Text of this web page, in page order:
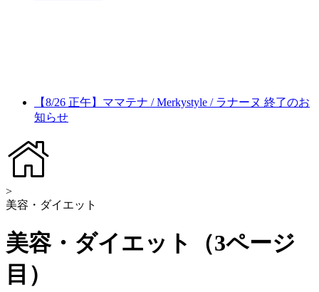
【8/26 正午】ママテナ / Merkystyle / ラナーヌ 終了のお
知らせ
>
美容・ダイエット
美容・ダイエット（3ページ
目）